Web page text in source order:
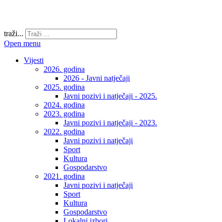
traži...
Open menu
Vijesti
2026. godina
2026 - Javni natječaji
2025. godina
Javni pozivi i natječaji - 2025.
2024. godina
2023. godina
Javni pozivi i natječaji - 2023.
2022. godina
Javni pozivi i natječaji
Sport
Kultura
Gospodarstvo
2021. godina
Javni pozivi i natječaji
Sport
Kultura
Gospodarstvo